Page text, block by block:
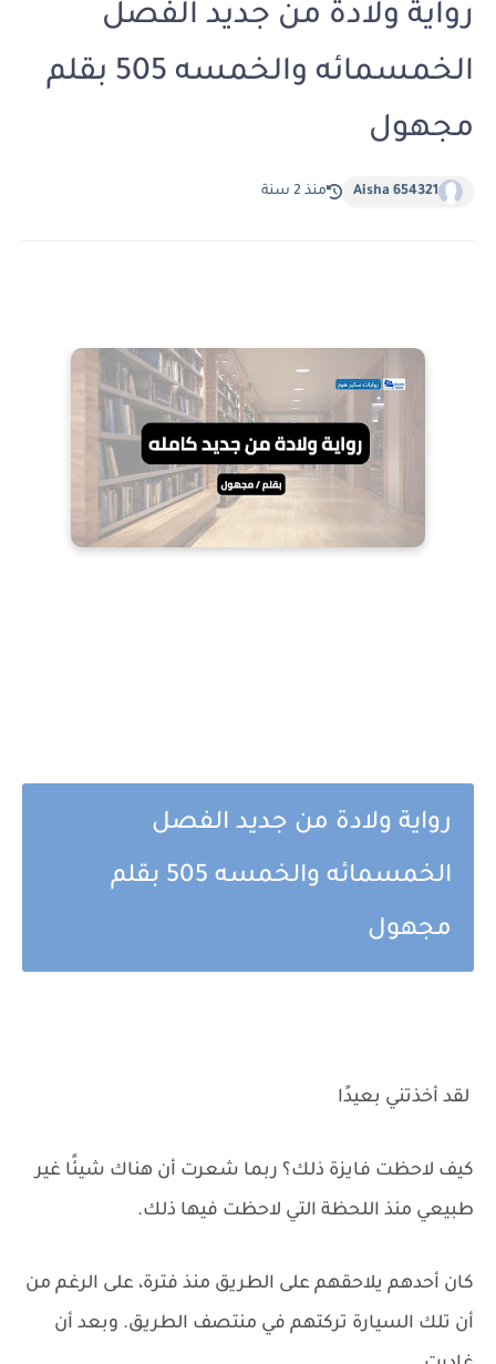
رواية ولادة من جديد الفصل
الخمسمائه والخمسه 505 بقلم
مجهول
Aisha 654321 منذ 2 سنة
رواية ولادة من جديد الفصل
الخمسمائه والخمسه 505 بقلم
مجهول
لقد أخذتني بعيدًا
كيف لاحظت فايزة ذلك؟ ربما شعرت أن هناك شيئًا غير
طبيعي منذ اللحظة التي لاحظت فيها ذلك.
كان أحدهم يلاحقهم على الطريق منذ فترة، على الرغم من
أن تلك السيارة تركتهم في منتصف الطريق. وبعد أن